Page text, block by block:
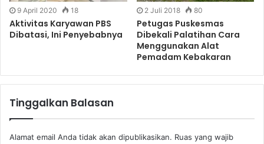
9 April 2020 18
Aktivitas Karyawan PBS
Dibatasi, Ini Penyebabnya
2 Juli 2018 80
Petugas Puskesmas
Dibekali Palatihan Cara
Menggunakan Alat
Pemadam Kebakaran
Tinggalkan Balasan
Alamat email Anda tidak akan dipublikasikan. Ruas yang wajib